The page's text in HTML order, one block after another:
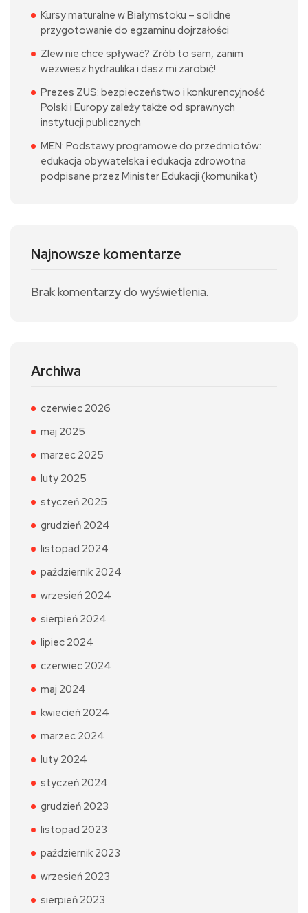
Kursy maturalne w Białymstoku – solidne
przygotowanie do egzaminu dojrzałości
Zlew nie chce spływać? Zrób to sam, zanim
wezwiesz hydraulika i dasz mi zarobić!
Prezes ZUS: bezpieczeństwo i konkurencyjność
Polski i Europy zależy także od sprawnych
instytucji publicznych
MEN: Podstawy programowe do przedmiotów:
edukacja obywatelska i edukacja zdrowotna
podpisane przez Minister Edukacji (komunikat)
Najnowsze komentarze
Brak komentarzy do wyświetlenia.
Archiwa
czerwiec 2026
maj 2025
marzec 2025
luty 2025
styczeń 2025
grudzień 2024
listopad 2024
październik 2024
wrzesień 2024
sierpień 2024
lipiec 2024
czerwiec 2024
maj 2024
kwiecień 2024
marzec 2024
luty 2024
styczeń 2024
grudzień 2023
listopad 2023
październik 2023
wrzesień 2023
sierpień 2023